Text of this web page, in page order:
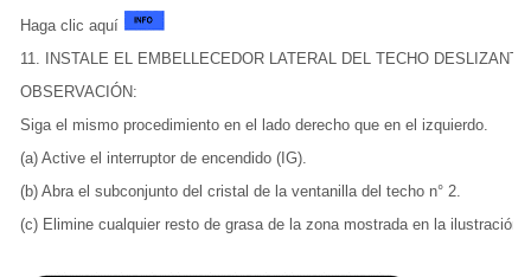
Haga clic aquí
11. INSTALE EL EMBELLECEDOR LATERAL DEL TECHO DESLIZANTE
OBSERVACIÓN:
Siga el mismo procedimiento en el lado derecho que en el izquierdo.
(a) Active el interruptor de encendido (IG).
(b) Abra el subconjunto del cristal de la ventanilla del techo n° 2.
(c) Elimine cualquier resto de grasa de la zona mostrada en la ilustración